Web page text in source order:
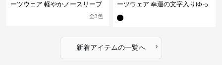
ーツウェア 軽やかノースリーブ
全3色
ーツウェア 幸運の文字入りゆっ
新着アイテムの一覧へ ›